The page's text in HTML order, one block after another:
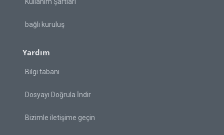
Kullanım Şartları
bağlı kuruluş
Yardım
Bilgi tabanı
Dosyayı Doğrula İndir
Bizimle iletişime geçin